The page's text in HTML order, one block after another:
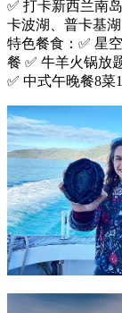
✅ 打卡新西兰南
卡波湖、普卡基湖
特色餐食：✅ 星
餐 ✅ 牛羊火锅放
✅ 中式午晚餐8菜